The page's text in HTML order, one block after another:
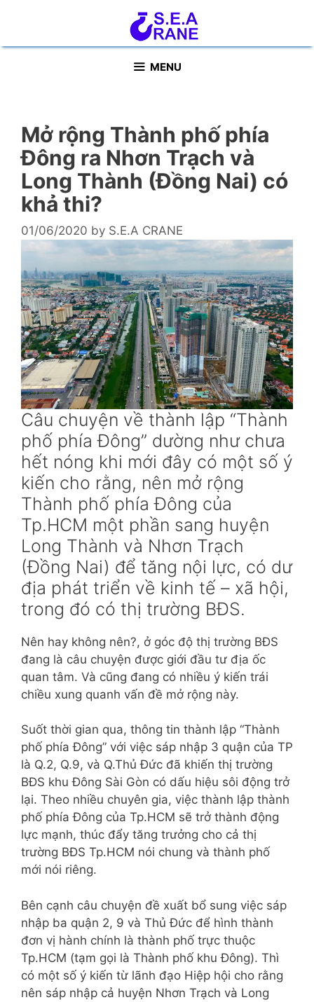
content
MENU
Mở rộng Thành phố phía
Đông ra Nhơn Trạch và
Long Thành (Đồng Nai) có
khả thi?
01/06/2020 by S.E.A CRANE
Câu chuyện về thành lập “Thành
phố phía Đông” dường như chưa
hết nóng khi mới đây có một số ý
kiến cho rằng, nên mở rộng
Thành phố phía Đông của
Tp.HCM một phần sang huyện
Long Thành và Nhơn Trạch
(Đồng Nai) để tăng nội lực, có dư
địa phát triển về kinh tế – xã hội,
trong đó có thị trường BĐS.
Nên hay không nên?, ở góc độ thị trường BĐS
đang là câu chuyện được giới đầu tư địa ốc
quan tâm. Và cũng đang có nhiều ý kiến trái
chiều xung quanh vấn đề mở rộng này.
Suốt thời gian qua, thông tin thành lập “Thành
phố phía Đông” với việc sáp nhập 3 quận của TP
là Q.2, Q.9, và Q.Thủ Đức đã khiến thị trường
BĐS khu Đông Sài Gòn có dấu hiệu sôi động trở
lại. Theo nhiều chuyên gia, việc thành lập thành
phố phía Đông của Tp.HCM sẽ trở thành động
lực mạnh, thúc đẩy tăng trưởng cho cả thị
trường BĐS Tp.HCM nói chung và thành phố
mới nói riêng.
Bên cạnh câu chuyện đề xuất bổ sung việc sáp
nhập ba quận 2, 9 và Thủ Đức để hình thành
đơn vị hành chính là thành phố trực thuộc
Tp.HCM (tạm gọi là Thành phố khu Đông). Thì
có một số ý kiến từ lãnh đạo Hiệp hội cho rằng
nên sáp nhập cả huyện Nhơn Trạch và Long